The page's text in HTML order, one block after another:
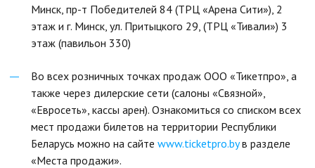
Минск, пр-т Победителей 84 (ТРЦ «Арена Сити»), 2
этаж и г. Минск, ул. Притыцкого 29, (ТРЦ «Тивали») 3
этаж (павильон 330)
Во всех розничных точках продаж ООО «Тикетпро», а
также через дилерские сети (салоны «Связной»,
«Евросеть», кассы арен). Ознакомиться со списком всех
мест продажи билетов на территории Республики
Беларусь можно на сайте www.ticketpro.byв разделе
«Места продажи».